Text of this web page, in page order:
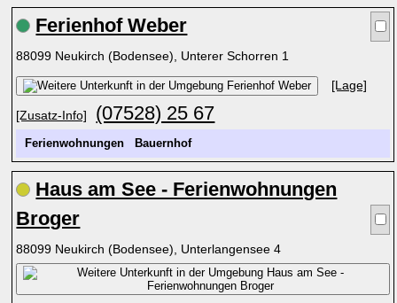
Ferienhof Weber
88099 Neukirch (Bodensee), Unterer Schorren 1
[Lage]
[Zusatz-Info] (07528) 25 67
Ferienwohnungen Bauernhof
Haus am See - Ferienwohnungen
Broger
88099 Neukirch (Bodensee), Unterlangensee 4